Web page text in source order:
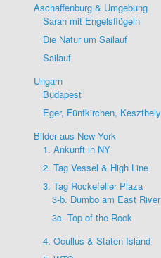
Aschaffenburg & Umgebung
Sarah mit Engelsflügeln
Die Natur um Sailauf
Sailauf
Ungarn
Budapest
Eger, Fünfkirchen, Keszthely
Bilder aus New York
1. Ankunft in NY
2. Tag Vessel & High Line
3. Tag Rockefeller Plaza
3-b. Dumbo am East River
3c- Top of the Rock
4. Ocullus & Staten Island